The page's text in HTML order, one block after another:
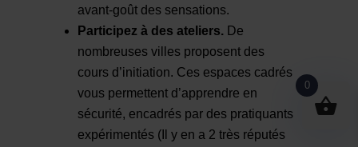
avant-goût des sensations.
Participez à des ateliers. De
nombreuses villes proposent des
cours d’initiation. Ces espaces cadrés
vous permettent d’apprendre en
sécurité, encadrés par des pratiquants
expérimentés (Il y en a 2 très réputés
0